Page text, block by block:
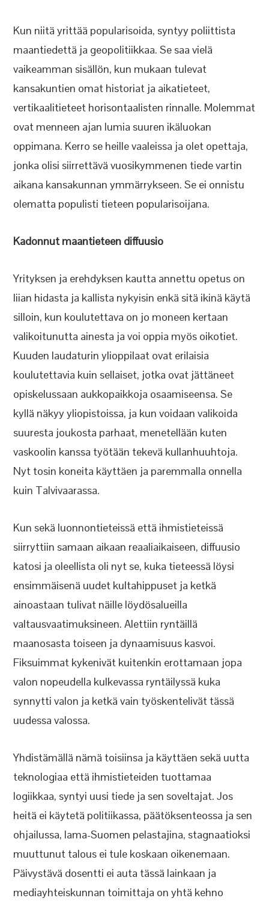
Kun niitä yrittää popularisoida, syntyy poliittista
maantiedettä ja geopolitiikkaa. Se saa vielä
vaikeamman sisällön, kun mukaan tulevat
kansakuntien omat historiat ja aikatieteet,
vertikaalitieteet horisontaalisten rinnalle. Molemmat
ovat menneen ajan lumia suuren ikäluokan
oppimana. Kerro se heille vaaleissa ja olet opettaja,
jonka olisi siirrettävä vuosikymmenen tiede vartin
aikana kansakunnan ymmärrykseen. Se ei onnistu
olematta populisti tieteen popularisoijana.
Kadonnut maantieteen diffuusio
Yrityksen ja erehdyksen kautta annettu opetus on
liian hidasta ja kallista nykyisin enkä sitä ikinä käytä
silloin, kun koulutettava on jo moneen kertaan
valikoitunutta ainesta ja voi oppia myös oikotiet.
Kuuden laudaturin ylioppilaat ovat erilaisia
koulutettavia kuin sellaiset, jotka ovat jättäneet
opiskelussaan aukkopaikkoja osaamiseensa. Se
kyllä näkyy yliopistoissa, ja kun voidaan valikoida
suuresta joukosta parhaat, menetellään kuten
vaskoolin kanssa työtään tekevä kullanhuuhtoja.
Nyt tosin koneita käyttäen ja paremmalla onnella
kuin Talvivaarassa.
Kun sekä luonnontieteissä että ihmistieteissä
siirryttiin samaan aikaan reaaliaikaiseen, diffuusio
katosi ja oleellista oli nyt se, kuka tieteessä löysi
ensimmäisenä uudet kultahippuset ja ketkä
ainoastaan tulivat näille löydösalueilla
valtausvaatimuksineen. Alettiin ryntäillä
maanosasta toiseen ja dynaamisuus kasvoi.
Fiksuimmat kykenivät kuitenkin erottamaan jopa
valon nopeudella kulkevassa ryntäilyssä kuka
synnytti valon ja ketkä vain työskentelivät tässä
uudessa valossa.
Yhdistämällä nämä toisiinsa ja käyttäen sekä uutta
teknologiaa että ihmistieteiden tuottamaa
logiikkaa, syntyi uusi tiede ja sen soveltajat. Jos
heitä ei käytetä politiikassa, päätöksenteossa ja sen
ohjailussa, lama-Suomen pelastajina, stagnaatioksi
muuttunut talous ei tule koskaan oikenemaan.
Päivystävä dosentti ei auta tässä lainkaan ja
mediayhteiskunnan toimittaja on yhtä kehno